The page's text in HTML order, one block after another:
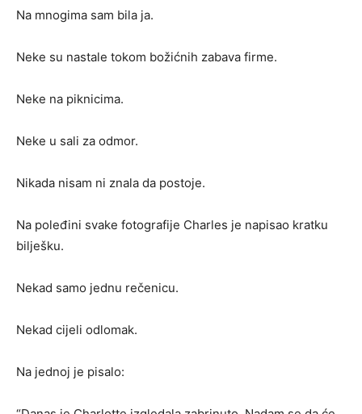
Na mnogima sam bila ja.
Neke su nastale tokom božićnih zabava firme.
Neke na piknicima.
Neke u sali za odmor.
Nikada nisam ni znala da postoje.
Na poleđini svake fotografije Charles je napisao kratku
bilješku.
Nekad samo jednu rečenicu.
Nekad cijeli odlomak.
Na jednoj je pisalo: